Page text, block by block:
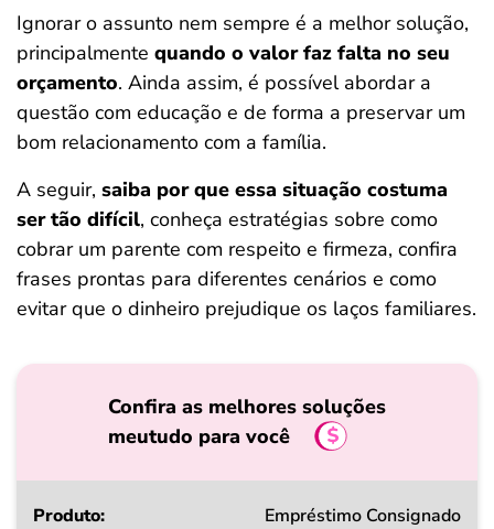
Ignorar o assunto nem sempre é a melhor solução,
principalmente quando o valor faz falta no seu
orçamento. Ainda assim, é possível abordar a
questão com educação e de forma a preservar um
bom relacionamento com a família.
A seguir, saiba por que essa situação costuma
ser tão difícil, conheça estratégias sobre como
cobrar um parente com respeito e firmeza, confira
frases prontas para diferentes cenários e como
evitar que o dinheiro prejudique os laços familiares.
Confira as melhores soluções
meutudo para você
Produto
Empréstimo Consignado